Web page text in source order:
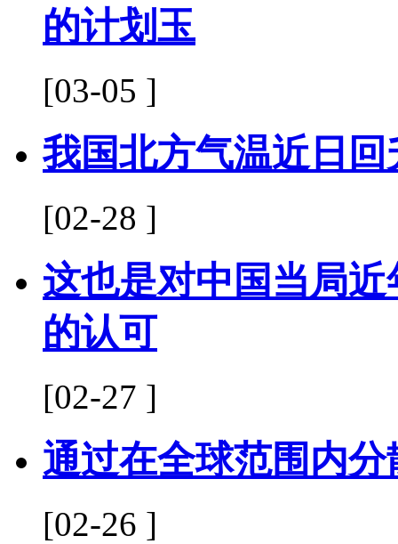
的计划玉
[03-05 ]
我国北方气温近日回
[02-28 ]
这也是对中国当局
的认可
[02-27 ]
通过在全球范围内分
[02-26 ]